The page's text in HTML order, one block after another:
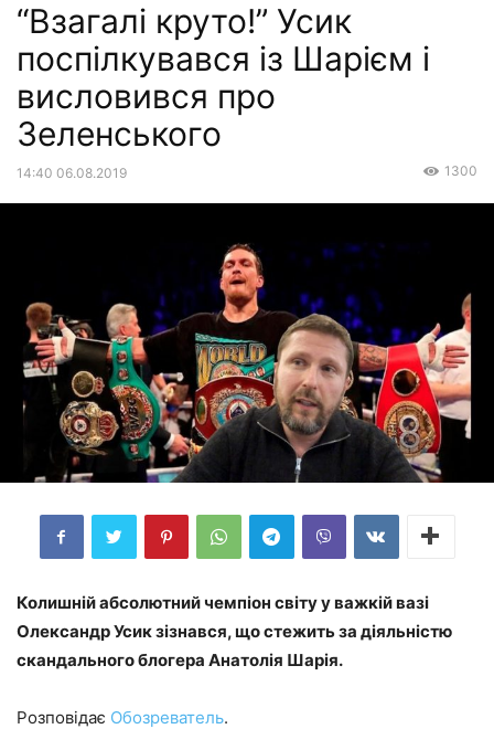
“Взагалі круто!” Усик
поспілкувався із Шарієм і
висловився про
Зеленського
14:40 06.08.2019 1300
Колишній абсолютний чемпіон світу у важкій вазі
Олександр Усик зізнався, що стежить за діяльністю
скандального блогера Анатолія Шарія.
Розповідає Обозреватель.